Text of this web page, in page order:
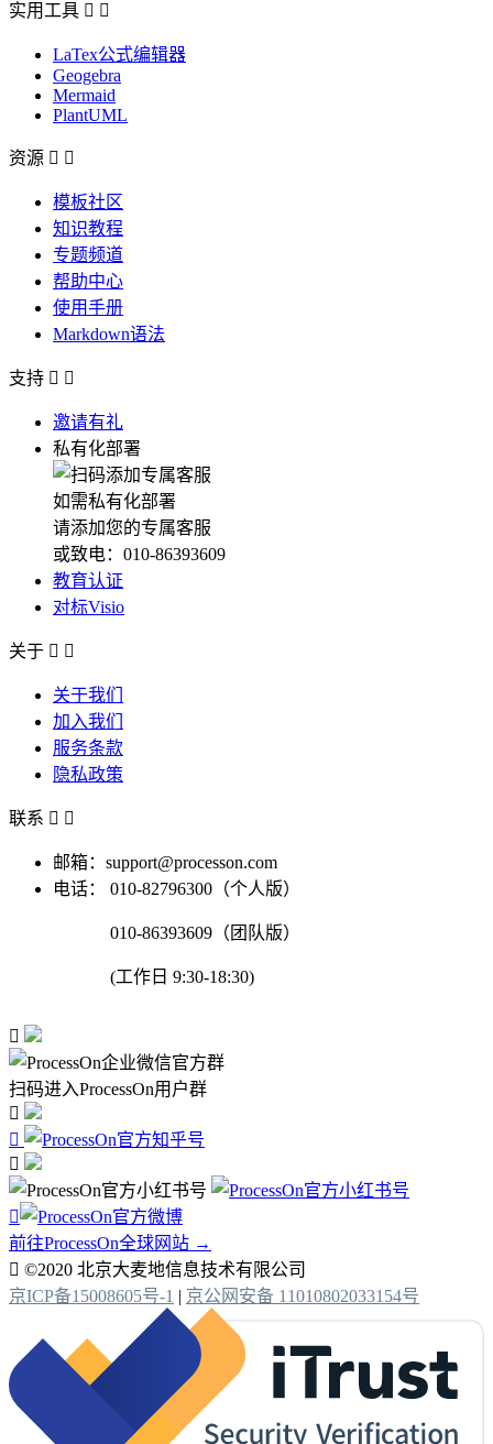
实用工具  
LaTex公式编辑器
Geogebra
Mermaid
PlantUML
资源  
模板社区
知识教程
专题频道
帮助中心
使用手册
Markdown语法
支持  
邀请有礼
私有化部署
如需私有化部署
请添加您的专属客服
或致电：010-86393609
教育认证
对标Visio
关于  
关于我们
加入我们
服务条款
隐私政策
联系  
邮箱：support@processon.com
电话：
010-82796300（个人版）
010-86393609（团队版）
(工作日 9:30-18:30)

扫码进入ProcessOn用户群




前往ProcessOn全球网站 →
 ©2020 北京大麦地信息技术有限公司
京ICP备15008605号-1 | 京公网安备 11010802033154号